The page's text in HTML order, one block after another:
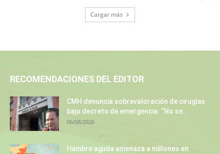
Cargar más
RECOMENDACIONES DEL EDITOR
CMH denuncia sobrevaloración de cirugías
bajo decreto de emergencia: “No se...
06/08/2026
Hambre aguda amenaza a millones en